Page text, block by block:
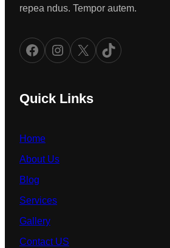
repea ndus. Tempor autem.
Facebook Instagram X TikTok
Quick Links
Home
About Us
Blog
Services
Gallery
Contact US